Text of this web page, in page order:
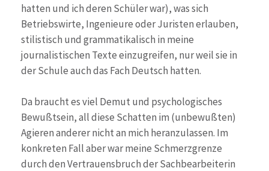
hatten und ich deren Schüler war), was sich
Betriebswirte, Ingenieure oder Juristen erlauben,
stilistisch und grammatikalisch in meine
journalistischen Texte einzugreifen, nur weil sie in
der Schule auch das Fach Deutsch hatten.
Da braucht es viel Demut und psychologisches
Bewußtsein, all diese Schatten im (unbewußten)
Agieren anderer nicht an mich heranzulassen. Im
konkreten Fall aber war meine Schmerzgrenze
durch den Vertrauensbruch der Sachbearbeiterin